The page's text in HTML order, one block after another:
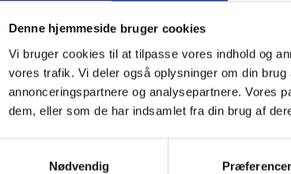
Denne hjemmeside bruger cookies
Vi bruger cookies til at tilpasse vores indhold og
vores trafik. Vi deler også oplysninger om din
annonceringspartnere og analysepartnere. Vores
dem, eller som de har indsamlet fra din brug af
Nødvendig
Præferencer